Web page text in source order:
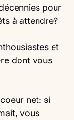
pour
à attendre?
et
dont vous
net: si
vous